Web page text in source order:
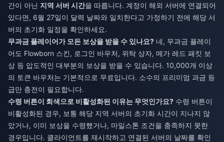
간이 아닌 지역 서버 시간을 따릅니다. 계정이 해외 서버에 연결되어
있다면, 6월 27일이 달력 날짜와 일치한다고 가정하기 전에 해당 서
버의 초기화 일정을 확인하세요.
무과금 플레이어가 모든 보상을 받을 수 있나요? 네, 무과금 플레이
어도 Flowborn 스킨, 로그인 바우처, 위탁 상자, 메가 레드 패킷 보
상 등 압도적인 대부분의 보상을 받을 수 있습니다. 10,000개 이상
의 토큰 바우처는 기본적으로 무료입니다. 소수의 프리미엄 과금 등
급만 충전이 필요합니다.
수령 버튼이 회색으로 비활성화된 이유는 무엇인가요? 수령 버튼이
비활성화된 경우, 보통 해당 지역 서버의 초기화 시간이 지나지 않
았거나, 이미 보상을 수령했거나, 마일스톤 조건을 충족하지 못한
경우입니다. 클라이언트를 재시작하고 연결된 서버의 날짜를 확인